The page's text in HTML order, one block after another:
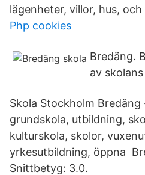
lägenheter, villor, hus,
Php cookies
Bredäng.
av
Skola Stockholm
grundskola, utbildning,
kulturskola, skolor,
yrkesutbildning, öppna
Snittbetyg: 3.0.